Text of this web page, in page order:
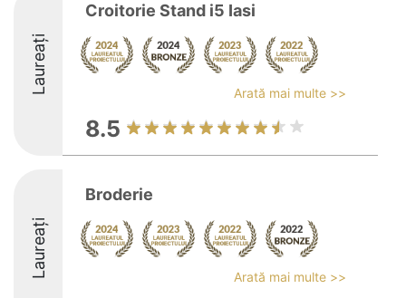
Laureați
Croitorie Stand i5 Iasi
Arată mai multe >>
8.5
Laureați
Broderie
Arată mai multe >>